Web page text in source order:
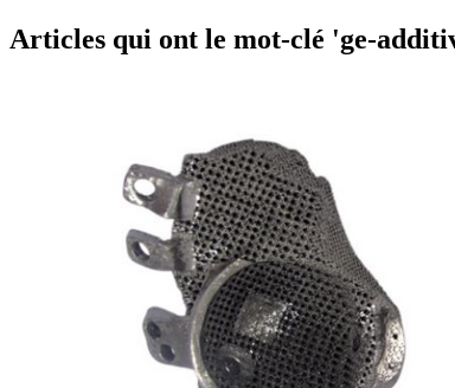
Articles qui ont le mot-clé 'ge-